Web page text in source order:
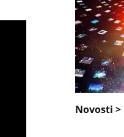
Novosti >